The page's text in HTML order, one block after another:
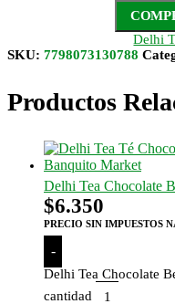
Delhi
SKU: 7798073130788
Productos
Delhi Tea Chocolate
$6.350
PRECIO SIN IMPUESTOS
-
Delhi Tea Chocolate
cantidad